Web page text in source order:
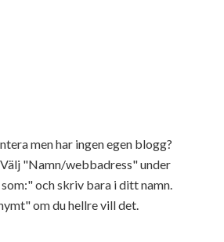
men har ingen egen blogg?
"Namn/webbadress" under
och skriv bara i ditt namn.
om du hellre vill det.